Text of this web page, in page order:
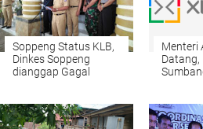
Soppeng Status KLB,
Dinkes Soppeng
dianggap Gagal
Menteri
Datang,